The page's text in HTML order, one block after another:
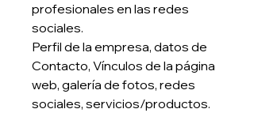
profesionales en las redes
sociales.
Perfil de la empresa, datos de
Contacto, Vínculos de la página
web, galería de fotos, redes
sociales, servicios/productos.